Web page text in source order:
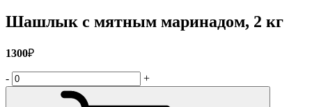
Шашлык с мятным маринадом, 2 кг
1300₽
- +